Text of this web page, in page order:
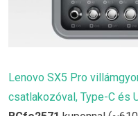
Lenovo SX5 Pro
csatlakozóval, Type-C és